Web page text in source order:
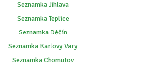
Seznamka Jihlava
Seznamka Teplice
Seznamka Děčín
Seznamka Karlovy Vary
Seznamka Chomutov